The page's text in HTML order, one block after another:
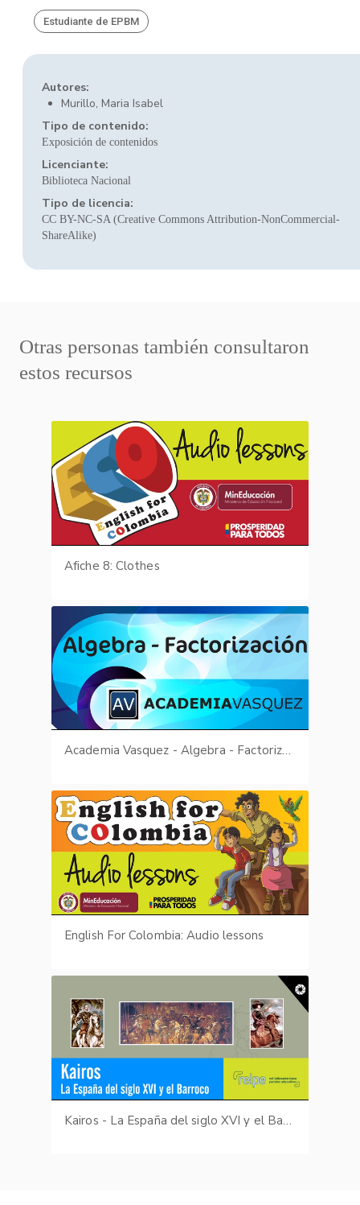
Estudiante de EPBM
Autores:
Murillo, Maria Isabel
Tipo de contenido:
Exposición de contenidos
Licenciante:
Biblioteca Nacional
Tipo de licencia:
CC BY-NC-SA (Creative Commons Attribution-NonCommercial-
ShareAlike)
Otras personas también consultaron
estos recursos
Afiche 8: Clothes
Academia Vasquez - Algebra - Factorización
English For Colombia: Audio lessons
Kairos - La España del siglo XVI y el Barroco